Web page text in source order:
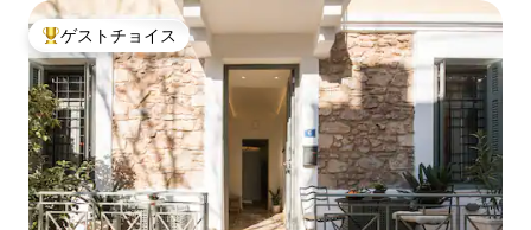
大好評のゲストチョイスです。
ゲストチョイス